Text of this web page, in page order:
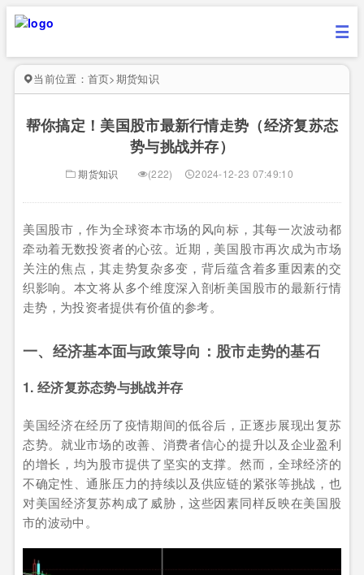
当前位置： 首页>期货知识
帮你搞定！美国股市最新行情走势（经济复苏态
势与挑战并存）
期货知识 (222) 2024-12-23 07:49:10
美国股市，作为全球资本市场的风向标，其每一次波动都
牵动着无数投资者的心弦。近期，美国股市再次成为市场
关注的焦点，其走势复杂多变，背后蕴含着多重因素的交
织影响。本文将从多个维度深入剖析美国股市的最新行情
走势，为投资者提供有价值的参考。
一、经济基本面与政策导向：股市走势的基石
1. 经济复苏态势与挑战并存
美国经济在经历了疫情期间的低谷后，正逐步展现出复苏
态势。就业市场的改善、消费者信心的提升以及企业盈利
的增长，均为股市提供了坚实的支撑。然而，全球经济的
不确定性、通胀压力的持续以及供应链的紧张等挑战，也
对美国经济复苏构成了威胁，这些因素同样反映在美国股
市的波动中。